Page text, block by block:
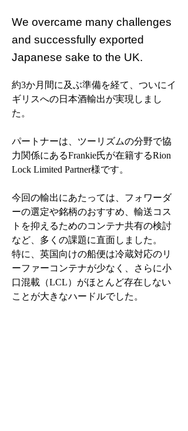
We overcame many challenges
and successfully exported
Japanese sake to the UK.
約3か月間に及ぶ準備を経て、ついにイ
ギリスへの日本酒輸出が実現しまし
た。
パートナーは、ツーリズムの分野で協
力関係にあるFrankie氏が在籍するRion
Lock Limited Partner様です。
今回の輸出にあたっては、フォワーダ
ーの選定や銘柄のおすすめ、輸送コス
トを抑えるためのコンテナ共有の検討
など、多くの課題に直面しました。
特に、英国向けの船便は冷蔵対応のリ
ーファーコンテナが少なく、さらに小
口混載（LCL）がほとんど存在しない
ことが大きなハードルでした。